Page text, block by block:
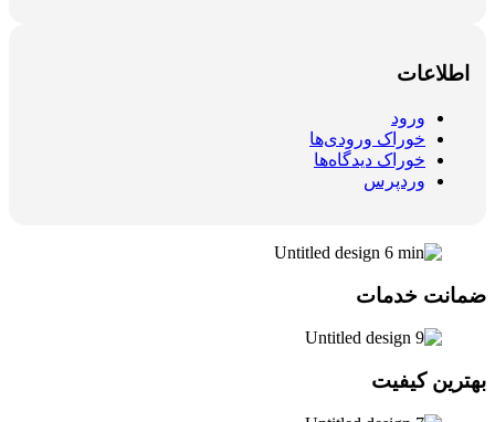
ورود
خوراک ورودی‌ها
خوراک دیدگاه‌ها
وردپرس
خدمات
کیفیت